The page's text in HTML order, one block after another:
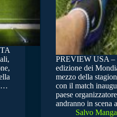
PREVIEW USA –
edizione dei
mezzo della
con il match
paese
andranno in scena
Salvo